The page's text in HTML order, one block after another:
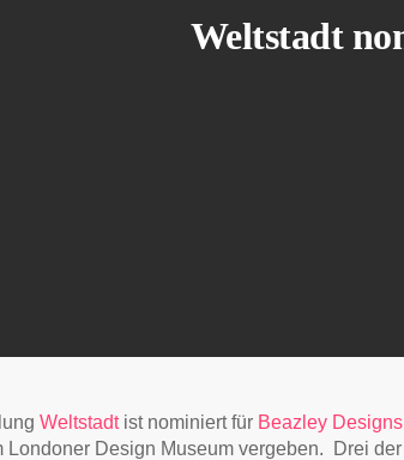
Weltstadt
Weltstadtist nominiert für Beazley
Londoner Design Museum vergeben. Drei